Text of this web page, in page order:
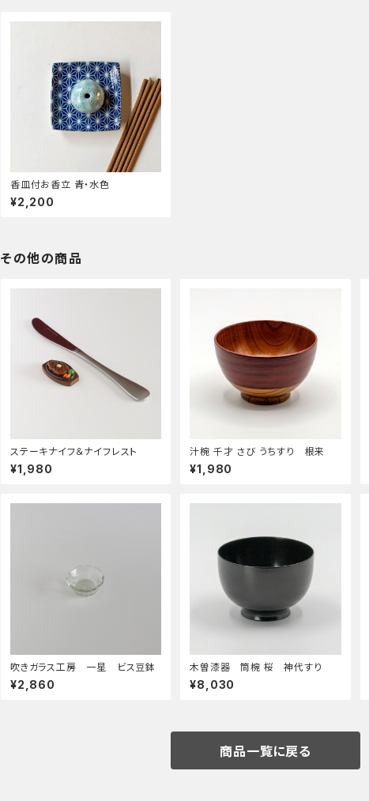
香皿付お香立 青・水色
¥2,200
その他の商品
ステーキナイフ＆ナイフレスト
¥1,980
汁椀 千才 さび うちすり 根来
¥1,980
吹きガラス工房 一星 ビス豆鉢
¥2,860
木曽漆器 筒椀 桜 神代すり
¥8,030
商品一覧に戻る